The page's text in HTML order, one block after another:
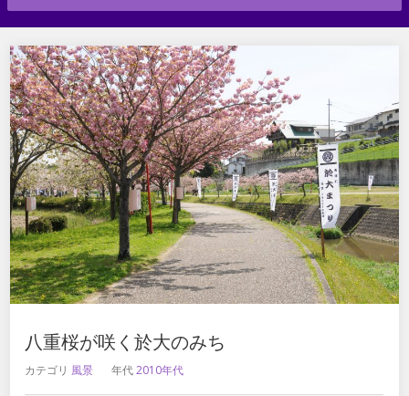
八重桜が咲く於大のみち
カテゴリ 風景 年代2010年代